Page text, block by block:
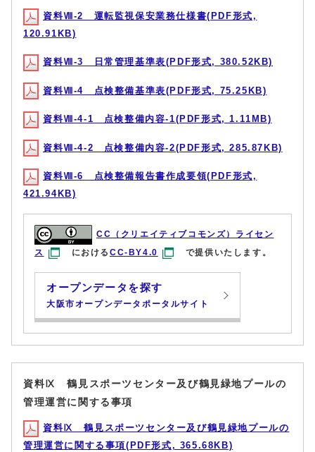
資料Ⅷ-2 運転監視保安業務仕様書(PDF形式,
120.91KB)
資料Ⅷ-3 日常管理基準表(PDF形式, 380.52KB)
資料Ⅷ-4 点検整備基準表(PDF形式, 75.25KB)
資料Ⅷ-4-1 点検整備内容-1(PDF形式, 1.11MB)
資料Ⅷ-4-2 点検整備内容-2(PDF形式, 285.87KB)
資料Ⅷ-6 点検整備報告書作成要領(PDF形式,
421.94KB)
CC（クリエイティブコモンズ）ライセン
ス
におけるCC-BY4.0 で提供いたします。
オープンデータを探す
大阪市オープンデータポータルサイト
資料Ⅸ 鶴見スポーツセンター及び鶴見緑地プールの
管理運営に関する事項
資料Ⅸ 鶴見スポーツセンター及び鶴見緑地プールの
管理運営に関する事項(PDF形式, 365.68KB)